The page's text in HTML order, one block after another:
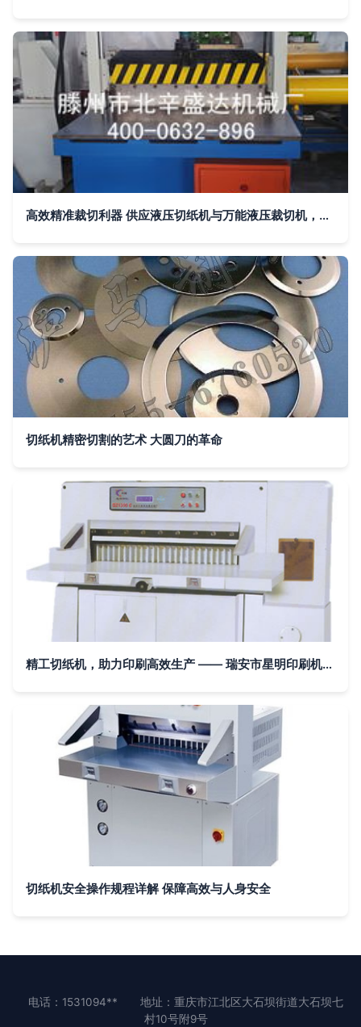
高效精准裁切利器 供应液压切纸机与万能液压裁切机，欢迎订购
切纸机精密切割的艺术 大圆刀的革命
精工切纸机，助力印刷高效生产 —— 瑞安市星明印刷机械厂
切纸机安全操作规程详解 保障高效与人身安全
电话：1531094**
地址：重庆市江北区大石坝街道大石坝七
村10号附9号